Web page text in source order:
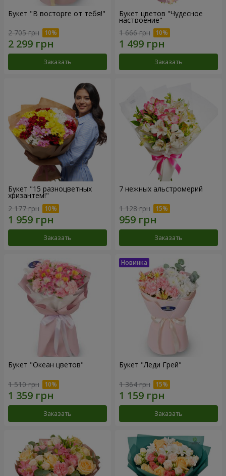
Букет "В восторге от тебя!"
2 705 грн
Заказать
Букет цветов "Чудесное
настроение"
1 666 грн
Заказать
Букет "15 разноцветных
хризантем!"
2 177 грн
Заказать
7 нежных альстромерий
1 128 грн
Заказать
Букет "Океан цветов"
1 510 грн
Заказать
Букет "Леди Грей"
1 364 грн
Заказать